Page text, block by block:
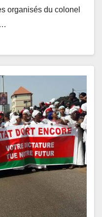
organisés du colonel